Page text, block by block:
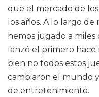
que el mercado de
los años. A lo largo
hemos jugado a
lanzó el primero hace
bien no todos estos
cambiaron el mundo
de entretenimiento.